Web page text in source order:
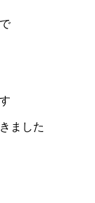
ました